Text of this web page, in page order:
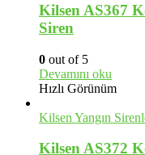
Kilsen AS367
Siren
0 out of 5
Devamını oku
Hızlı Görünüm
Kilsen Yangın
Kilsen AS372